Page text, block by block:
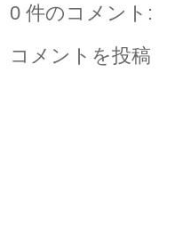
0 件のコメント:
コメントを投稿